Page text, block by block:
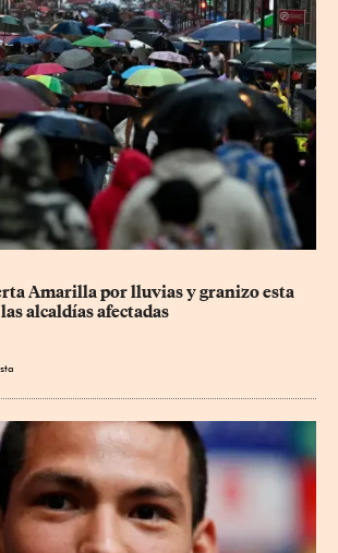
Amarilla por lluvias y granizo esta
alcaldías afectadas